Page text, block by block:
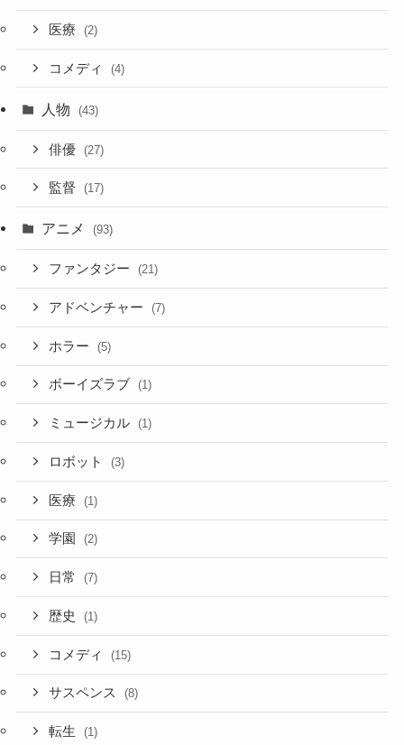
医療 (2)
コメディ (4)
人物 (43)
俳優 (27)
監督 (17)
アニメ (93)
ファンタジー (21)
アドベンチャー (7)
ホラー (5)
ボーイズラブ (1)
ミュージカル (1)
ロボット (3)
医療 (1)
学園 (2)
日常 (7)
歴史 (1)
コメディ (15)
サスペンス (8)
転生 (1)